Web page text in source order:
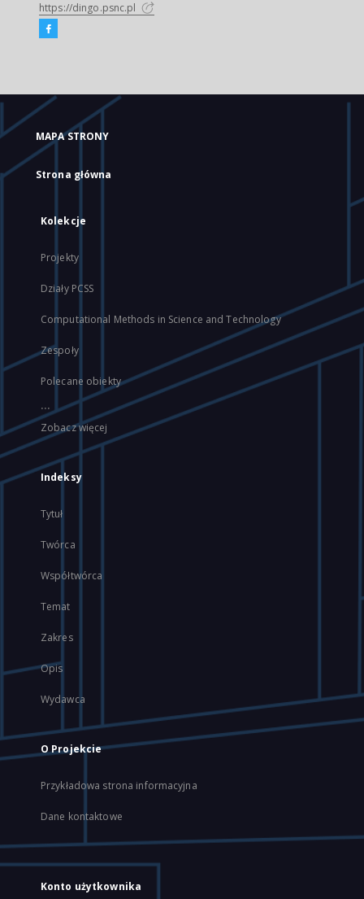
https://dingo.psnc.pl
MAPA STRONY
Strona główna
Kolekcje
Projekty
Działy PCSS
Computational Methods in Science and Technology
Zespoły
Polecane obiekty
...
Zobacz więcej
Indeksy
Tytuł
Twórca
Współtwórca
Temat
Zakres
Opis
Wydawca
O Projekcie
Przykładowa strona informacyjna
Dane kontaktowe
Konto użytkownika